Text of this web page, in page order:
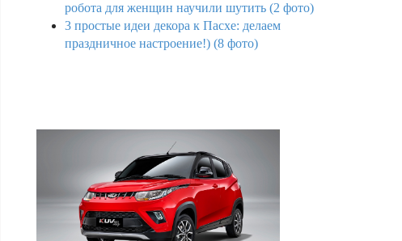
робота для женщин научили шутить (2 фото)
3 простые идеи декора к Пасхе: делаем
праздничное настроение!) (8 фото)